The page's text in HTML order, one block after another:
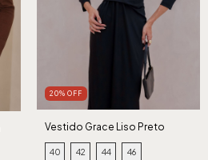
20% OFF
Vestido Grace Liso Preto
40 42 44 46